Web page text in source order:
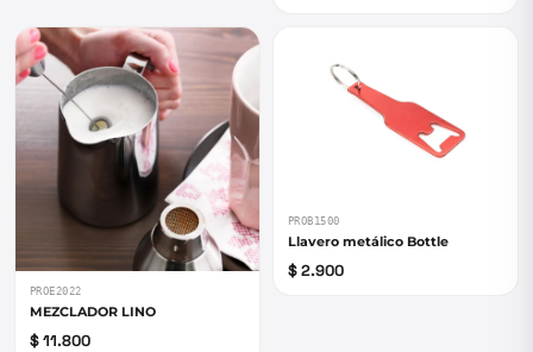
PROE2022
MEZCLADOR LINO
$ 11.800
PROB1500
Llavero metálico Bottle
$ 2.900